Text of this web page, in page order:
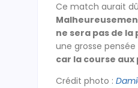
Ce match aurait
ne sera pas de
une grosse
car la course
Crédit photo :